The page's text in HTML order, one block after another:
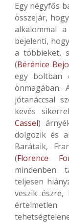
Egy négyfős
összejár,
alkalommal a
bejelenti,
a többieket,
(Bérénice
egy boltban
jótanáccsal
kevés
Cassel)
dolgozik és
Barátaik,
(Florence
mindenben
teljesen
veszik